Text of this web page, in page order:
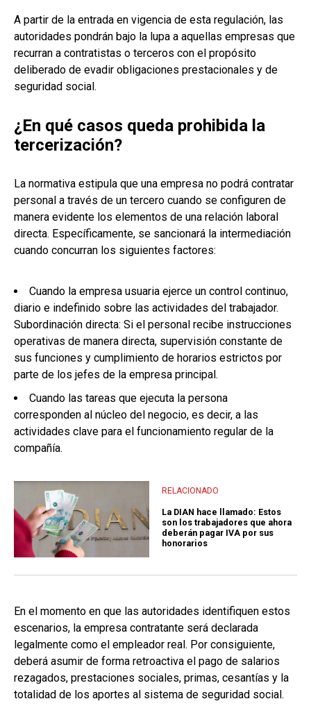
A partir de la entrada en vigencia de esta regulación, las
autoridades pondrán bajo la lupa a aquellas empresas que
recurran a contratistas o terceros con el propósito
deliberado de evadir obligaciones prestacionales y de
seguridad social.
¿En qué casos queda prohibida la
tercerización?
La normativa estipula que una empresa no podrá contratar
personal a través de un tercero cuando se configuren de
manera evidente los elementos de una relación laboral
directa. Específicamente, se sancionará la intermediación
cuando concurran los siguientes factores:
Cuando la empresa usuaria ejerce un control continuo,
diario e indefinido sobre las actividades del trabajador.
Subordinación directa: Si el personal recibe instrucciones
operativas de manera directa, supervisión constante de
sus funciones y cumplimiento de horarios estrictos por
parte de los jefes de la empresa principal.
Cuando las tareas que ejecuta la persona
corresponden al núcleo del negocio, es decir, a las
actividades clave para el funcionamiento regular de la
compañía.
RELACIONADO
La DIAN hace llamado: Estos
son los trabajadores que ahora
deberán pagar IVA por sus
honorarios
En el momento en que las autoridades identifiquen estos
escenarios, la empresa contratante será declarada
legalmente como el empleador real. Por consiguiente,
deberá asumir de forma retroactiva el pago de salarios
rezagados, prestaciones sociales, primas, cesantías y la
totalidad de los aportes al sistema de seguridad social.